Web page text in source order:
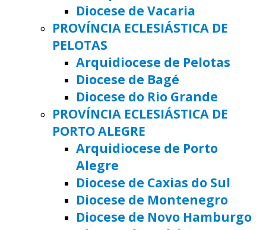
Diocese de Vacaria
PROVÍNCIA ECLESIÁSTICA DE
PELOTAS
Arquidiocese de Pelotas
Diocese de Bagé
Diocese do Rio Grande
PROVÍNCIA ECLESIÁSTICA DE
PORTO ALEGRE
Arquidiocese de Porto
Alegre
Diocese de Caxias do Sul
Diocese de Montenegro
Diocese de Novo Hamburgo